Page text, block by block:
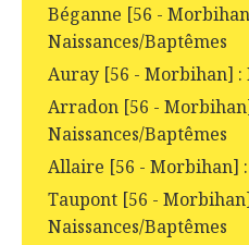
Béganne [56 -
Naissances/Baptêmes
Auray [56 - Morbihan] :
Arradon [56 -
Naissances/Baptêmes
Allaire [56 - Morbihan] :
Taupont [56 -
Naissances/Baptêmes